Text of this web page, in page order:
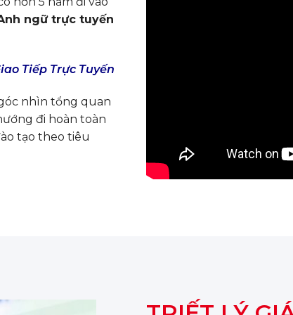
ngữ trực tuyến
Tiếp Trực Tuyến
nhìn tổng quan
đi hoàn toàn
tạo theo tiêu